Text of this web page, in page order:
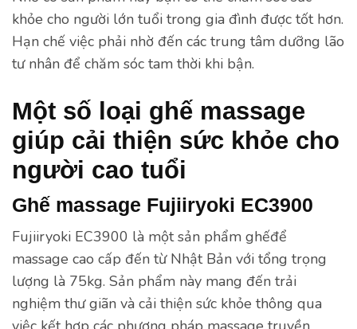
khỏe cho người lớn tuổi trong gia đình được tốt hơn.
Hạn chế việc phải nhờ đến các trung tâm dưỡng lão
tư nhân để chăm sóc tam thời khi bận.
Một số loại ghế massage
giúp cải thiện sức khỏe cho
người cao tuổi
Ghế massage Fujiiryoki EC3900
Fujiiryoki EC3900 là một sản phẩm ghếđể
massage cao cấp đến từ Nhật Bản với tổng trọng
lượng là 75kg. Sản phẩm này mang đến trải
nghiệm thư giãn và cải thiện sức khỏe thông qua